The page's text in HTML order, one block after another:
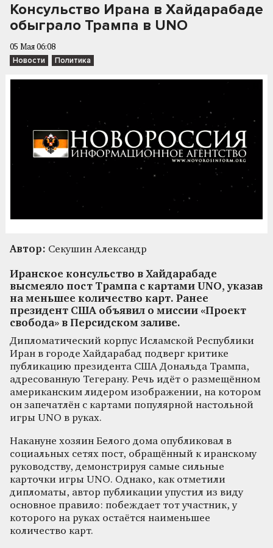
Консульство Ирана в Хайдарабаде
обыграло Трампа в UNO
05 Мая 06:08
Новости Политика
Автор: Секушин Александр
Иранское консульство в Хайдарабаде
высмеяло пост Трампа с картами UNO, указав
на меньшее количество карт. Ранее
президент США объявил о миссии «Проект
свобода» в Персидском заливе.
Дипломатический корпус Исламской Республики
Иран в городе Хайдарабад подверг критике
публикацию президента США Дональда Трампа,
адресованную Тегерану. Речь идёт о размещённом
американским лидером изображении, на котором
он запечатлён с картами популярной настольной
игры UNO в руках.
Накануне хозяин Белого дома опубликовал в
социальных сетях пост, обращённый к иранскому
руководству, демонстрируя самые сильные
карточки игры UNO. Однако, как отметили
дипломаты, автор публикации упустил из виду
основное правило: побеждает тот участник, у
которого на руках остаётся наименьшее
количество карт.